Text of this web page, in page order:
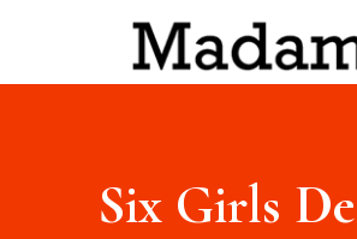
Six Girls